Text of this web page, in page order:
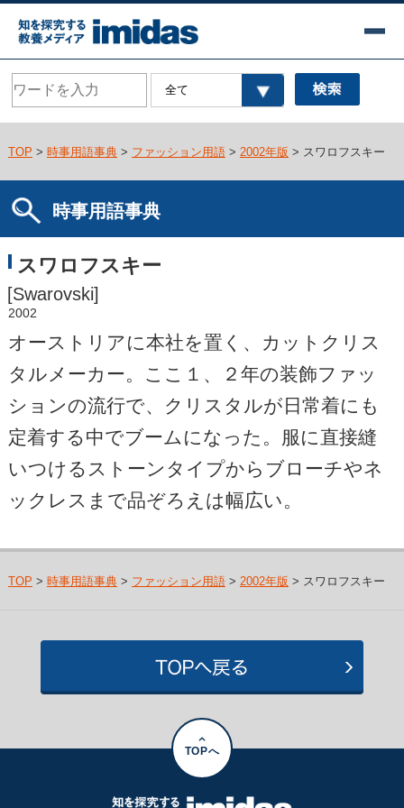
TOP > 時事用語事典> ファッション用語> 2002年版 > スワロフスキー
時事用語事典
スワロフスキー
[Swarovski]
2002
オーストリアに本社を置く、カットクリス
タルメーカー。ここ１、２年の装飾ファッ
ションの流行で、クリスタルが日常着にも
定着する中でブームになった。服に直接縫
いつけるストーンタイプからブローチやネ
ックレスまで品ぞろえは幅広い。
TOP > 時事用語事典> ファッション用語> 2002年版 > スワロフスキー
TOPへ